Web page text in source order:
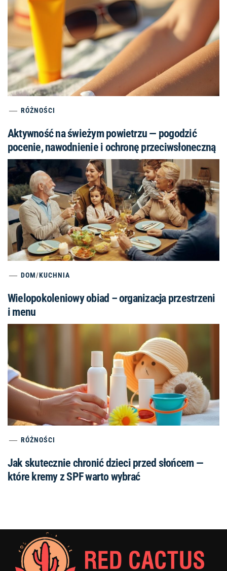
RÓŻNOŚCI
Aktywność na świeżym powietrzu — pogodzić
pocenie, nawodnienie i ochronę przeciwsłoneczną
DOM/KUCHNIA
Wielopokoleniowy obiad – organizacja przestrzeni
i menu
RÓŻNOŚCI
Jak skutecznie chronić dzieci przed słońcem —
które kremy z SPF warto wybrać